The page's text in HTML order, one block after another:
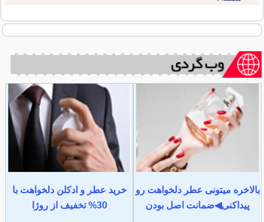
بالاخره میتونی عطر دلخواهت رو
پیداکنی◀ضمانت اصل بودن
خرید عطر و ادکلن دلخواهت با
30% تخفیف از روژا